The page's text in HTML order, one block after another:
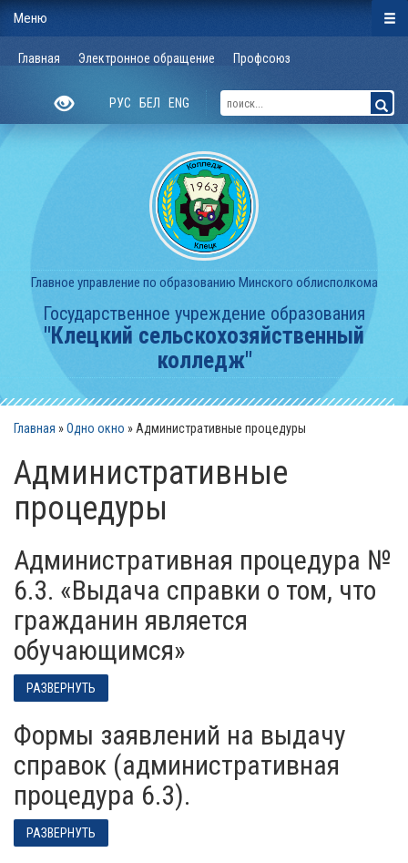
Главная Электронное обращение Профсоюз
РУС БЕЛ ENG
Главное управление по образованию Минского облисполкома
Государственное учреждение образования
"Клецкий сельскохозяйственный
колледж"
Главная »Одно окно »Административные процедуры
Административные
процедуры
Административная процедура №
6.3. «Выдача справки о том, что
гражданин является
обучающимся»
РАЗВЕРНУТЬ
Формы заявлений на выдачу
справок (административная
процедура 6.3).
РАЗВЕРНУТЬ
Меню